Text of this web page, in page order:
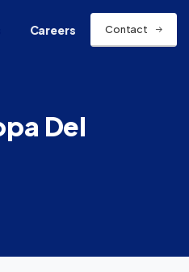
Careers Contact
Del